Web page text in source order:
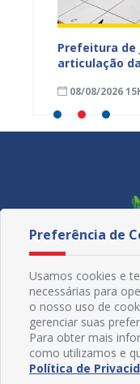
Prefeitura de
articulação
análoga à
08/08/2026
Preferência de
Usamos cookies e
necessárias para
o nosso uso de
gerenciar suas
Para obter mais
como utilizamos e
Política de